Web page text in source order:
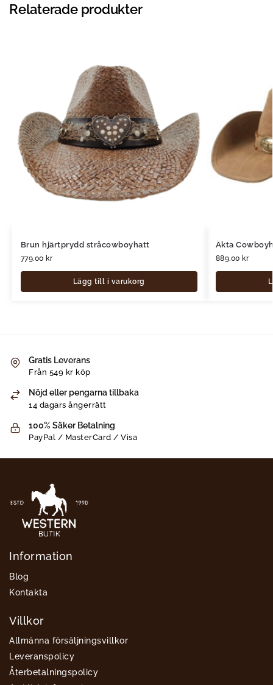
Relaterade produkter
Brun hjärtprydd stråcowboyhatt
779.00 kr
Lägg till i varukorg
Äkta
889.00 kr
Gratis Leverans
Från 549 kr köp
Nöjd eller pengarna tillbaka
14 dagars ångerrätt
100% Säker Betalning
PayPal / MasterCard / Visa
Information
Blog
Kontakta
Villkor
Allmänna försäljningsvillkor
Leveranspolicy
Återbetalningspolicy